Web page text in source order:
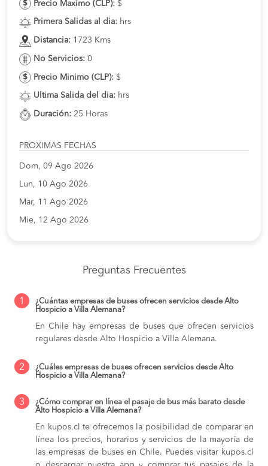
Precio Maximo (CLP): $
Primera Salidas al dia: hrs
Distancia: 1723 Kms
No Servicios: 0
Precio Minimo (CLP): $
Ultima Salida del dia: hrs
Duración: 25 Horas
PROXIMAS FECHAS
Dom, 09 Ago 2026
Lun, 10 Ago 2026
Mar, 11 Ago 2026
Mie, 12 Ago 2026
Preguntas Frecuentes
1
¿Cuántas empresas de buses ofrecen servicios desde Alto
Hospicio a Villa Alemana?
En Chile hay empresas de buses que ofrecen servicios
regulares desde Alto Hospicio a Villa Alemana.
2
¿Cuáles empresas de buses ofrecen servicios desde Alto
Hospicio a Villa Alemana?
3
¿Cómo comprar en línea el pasaje de bus más barato desde
Alto Hospicio a Villa Alemana?
En kupos.cl te ofrecemos la posibilidad de comparar en
línea los precios, horarios y servicios de la mayoría de
las empresas de buses en Chile. Puedes visitar kupos.cl